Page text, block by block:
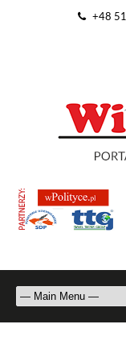
+48